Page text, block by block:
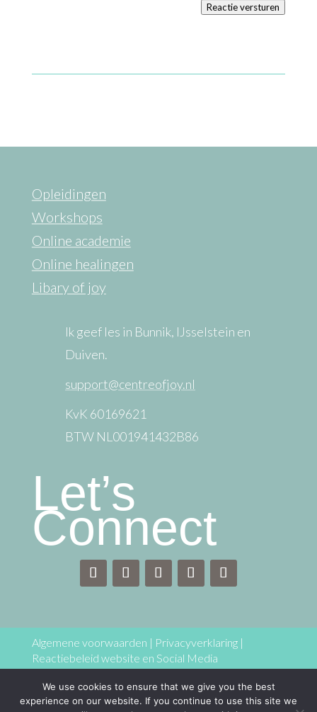
Reactie versturen
Opleidingen
Workshops
Online academie
Online healingen
Libary of joy
Ik geef les in Bunnik, IJsselstein en
Duiven.
support@centreofjoy.nl
KvK 60169621
BTW NL001941432B86
Let’s
Connect
Algemene voorwaarden | Privacyverklaring|
Reactiebeleid website en Social Media
Copyright © 2025 Centre of joy – Coaching & training
Jolanda Maria Hoogkamer Alle rechten voorbehouden
We use cookies to ensure that we give you the best
experience on our website. If you continue to use this site we